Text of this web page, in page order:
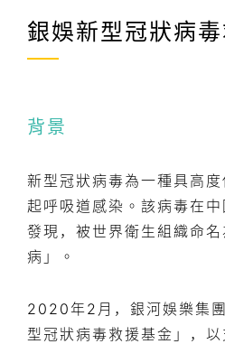
銀娛新型冠狀病
背景
新型冠狀病毒為一種具高
起呼吸道感染。該病毒在
發現，被世界衛生組織命
病」。
2020年2月，銀河娛樂集
型冠狀病毒救援基金」，